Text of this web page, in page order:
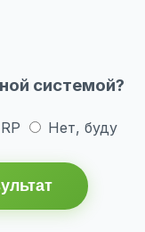
системой?
Нет, буду